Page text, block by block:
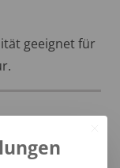
geeignet für